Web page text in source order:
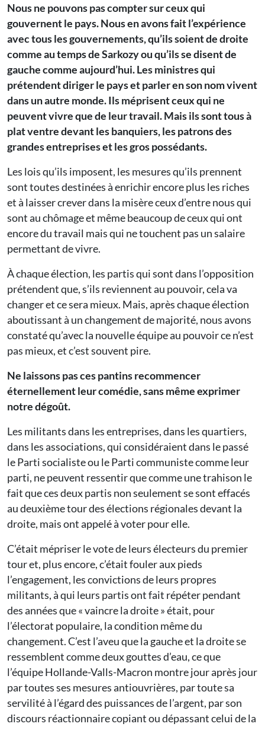
Nous ne pouvons pas compter sur ceux qui
gouvernent le pays. Nous en avons fait l’expérience
avec tous les gouvernements, qu’ils soient de droite
comme au temps de Sarkozy ou qu’ils se disent de
gauche comme aujourd’hui. Les ministres qui
prétendent diriger le pays et parler en son nom vivent
dans un autre monde. Ils méprisent ceux qui ne
peuvent vivre que de leur travail. Mais ils sont tous à
plat ventre devant les banquiers, les patrons des
grandes entreprises et les gros possédants.
Les lois qu’ils imposent, les mesures qu’ils prennent
sont toutes destinées à enrichir encore plus les riches
et à laisser crever dans la misère ceux d’entre nous qui
sont au chômage et même beaucoup de ceux qui ont
encore du travail mais qui ne touchent pas un salaire
permettant de vivre.
À chaque élection, les partis qui sont dans l’opposition
prétendent que, s’ils reviennent au pouvoir, cela va
changer et ce sera mieux. Mais, après chaque élection
aboutissant à un changement de majorité, nous avons
constaté qu’avec la nouvelle équipe au pouvoir ce n’est
pas mieux, et c’est souvent pire.
Ne laissons pas ces pantins recommencer
éternellement leur comédie, sans même exprimer
notre dégoût.
Les militants dans les entreprises, dans les quartiers,
dans les associations, qui considéraient dans le passé
le Parti socialiste ou le Parti communiste comme leur
parti, ne peuvent ressentir que comme une trahison le
fait que ces deux partis non seulement se sont effacés
au deuxième tour des élections régionales devant la
droite, mais ont appelé à voter pour elle.
C’était mépriser le vote de leurs électeurs du premier
tour et, plus encore, c’était fouler aux pieds
l’engagement, les convictions de leurs propres
militants, à qui leurs partis ont fait répéter pendant
des années que « vaincre la droite » était, pour
l’électorat populaire, la condition même du
changement. C’est l’aveu que la gauche et la droite se
ressemblent comme deux gouttes d’eau, ce que
l’équipe Hollande-Valls-Macron montre jour après jour
par toutes ses mesures antiouvrières, par toute sa
servilité à l’égard des puissances de l’argent, par son
discours réactionnaire copiant ou dépassant celui de la